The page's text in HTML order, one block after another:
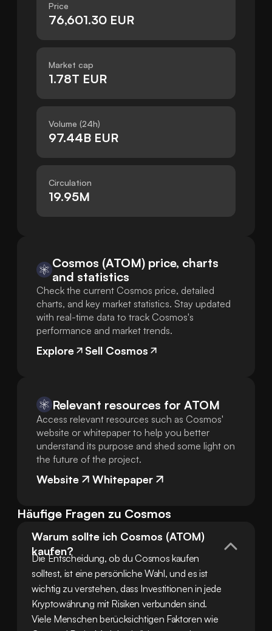
Price
76,601.30 EUR
Market cap
1.78T EUR
Volume (24h)
97.44B EUR
Circulation
19.95M
Cosmos (ATOM) price, charts
and statistics
Check the current Cosmos price, detailed
charts, and key market statistics. Stay updated
with real-time data to track Cosmos's
performance and market trends.
Explore Sell Cosmos
Relevant resources for ATOM
Access relevant resources such as Cosmos'
website or whitepaper to help you better
understand its purpose and shed some light on
the future of the project.
Website Whitepaper
Häufige Fragen zu Cosmos
Warum sollte ich Cosmos (ATOM)
kaufen?
Die Entscheidung, ob du Cosmos kaufen
solltest, ist eine persönliche Wahl, und es ist
wichtig zu verstehen, dass Investitionen in jede
Kryptowährung mit Risiken verbunden sind.
Viele Menschen berücksichtigen Faktoren wie